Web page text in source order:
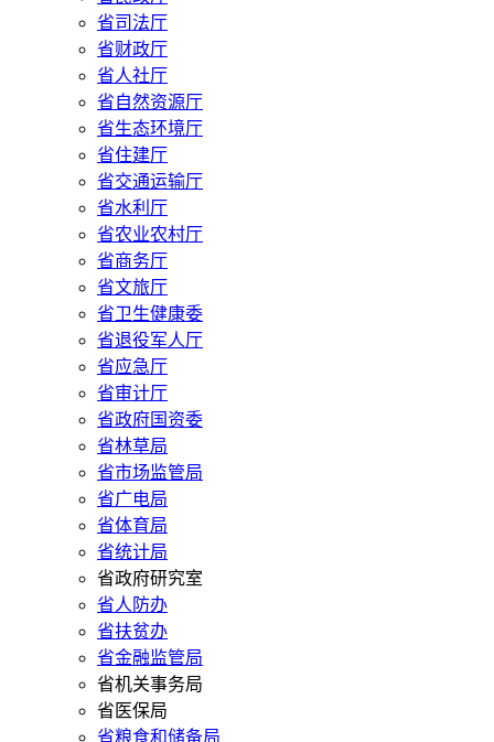
省司法厅
省财政厅
省人社厅
省自然资源厅
省生态环境厅
省住建厅
省交通运输厅
省水利厅
省农业农村厅
省商务厅
省文旅厅
省卫生健康委
省退役军人厅
省应急厅
省审计厅
省政府国资委
省林草局
省市场监管局
省广电局
省体育局
省统计局
省政府研究室
省人防办
省扶贫办
省金融监管局
省机关事务局
省医保局
省粮食和储备局